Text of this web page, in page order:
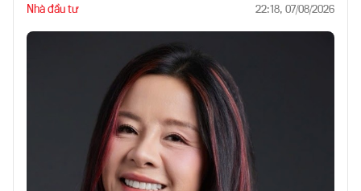
Nhà đầu tư 22:18, 07/08/2026